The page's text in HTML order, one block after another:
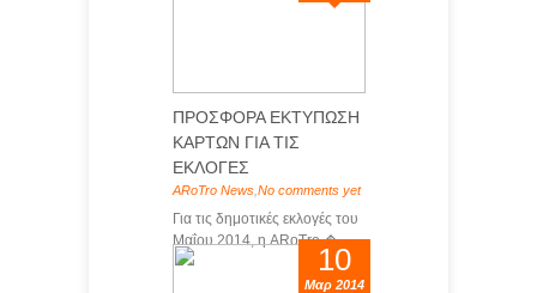
ΠΡΟΣΦΟΡΑ ΕΚΤΥΠΩΣΗ
ΚΑΡΤΩΝ ΓΙΑ ΤΙΣ
ΕΚΛΟΓΕΣ
ARoTro News No comments yet
Για τις δημοτικές εκλογές του
Μαΐου 2014, η ARoTro �...
10
Μαρ 2014